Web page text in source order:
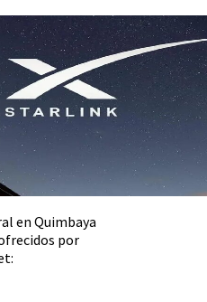
en Quimbaya
por